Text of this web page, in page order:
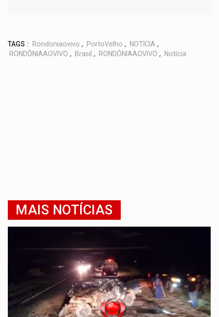
TAGS : Rondoniaovivo , PortoVelho , NOTÍCIA ,
RONDÔNIAAOVIVO , Brasil , RONDÔNIAAOVIVO , Notícia
MAIS NOTÍCIAS